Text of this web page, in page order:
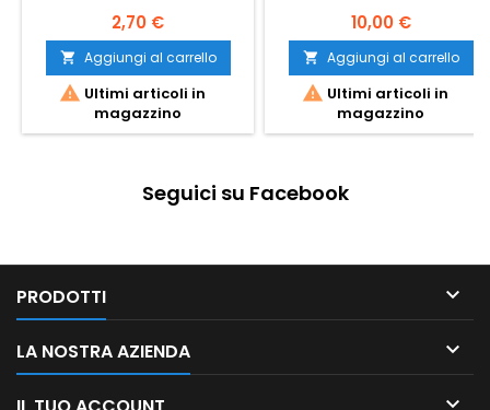
2,70 €
 Aggiungi al carrello
 Ultimi articoli in
magazzino
10,00 €
 Aggiungi al carrello
 Ultimi articoli in
magazzino
Seguici su Facebook
PRODOTTI 
LA NOSTRA AZIENDA 